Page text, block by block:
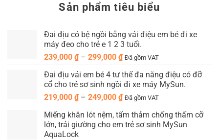
Sản phẩm tiêu biểu
Đai địu có bệ ngồi bằng vải điệu em bé đi xe
máy đeo cho trẻ e 1 2 3 tuổi.
239,000 ₫ – 299,000 ₫Khoảng
từ
239,000 ₫
đến
Đã gồm VAT
Đai địu vải em bé 4 tư thế đa năng điệu có đỡ
cổ cho trẻ sơ sinh ngồi đi xe máy MySun.
219,000 ₫ – 249,000 ₫Khoảng
từ
219,000 ₫
Đã gồm VAT
Miếng khăn lót nệm, tấm thảm chống thấm cỡ
lớn, trải giường cho em trẻ sơ sinh MySun
AquaLock